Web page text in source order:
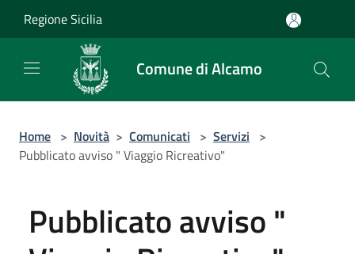
Regione Sicilia
Comune di Alcamo
Home > Novità > Comunicati > Servizi >
Pubblicato avviso " Viaggio Ricreativo"
Pubblicato avviso "